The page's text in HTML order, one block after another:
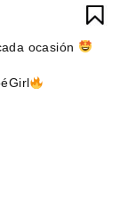
ocasión